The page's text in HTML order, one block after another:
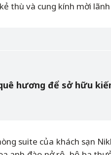
thù và cung kính mời
hương để sở hữu
suite của khách sạn